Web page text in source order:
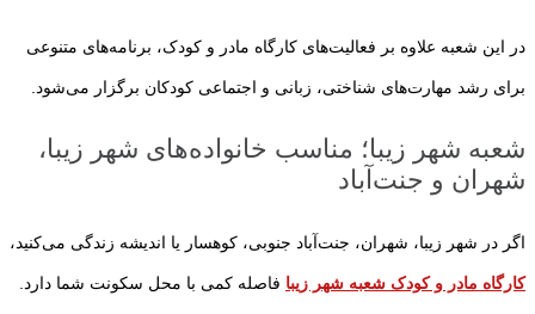
در این شعبه علاوه بر فعالیت‌های کارگاه مادر و کودک، برنامه‌های متنوعی
برای رشد مهارت‌های شناختی، زبانی و اجتماعی کودکان برگزار می‌شود.
شعبه شهر زیبا؛ مناسب خانواده‌های شهر زیبا،
شهران و جنت‌آباد
اگر در شهر زیبا، شهران، جنت‌آباد جنوبی، کوهسار یا اندیشه زندگی می‌کنید،
کارگاه مادر و کودک شعبه شهر زیبا فاصله کمی با محل سکونت شما دارد.